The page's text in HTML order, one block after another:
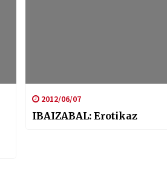
2012/06/07
IBAIZABAL: Erotikaz